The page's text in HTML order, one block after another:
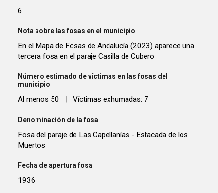
6
Nota sobre las fosas en el municipio
En el Mapa de Fosas de Andalucía (2023) aparece una
tercera fosa en el paraje Casilla de Cubero
Número estimado de víctimas en las fosas del
municipio
Al menos 50 Víctimas exhumadas: 7
Denominación de la fosa
Fosa del paraje de Las Capellanías - Estacada de los
Muertos
Fecha de apertura fosa
1936